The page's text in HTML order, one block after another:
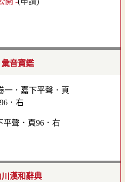
彙音寶鑑
平聲．頁96．右
川漢和辭典